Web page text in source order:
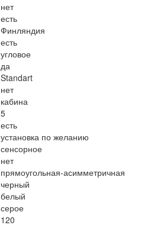
нет
есть
Финляндия
есть
угловое
да
Standart
нет
кабина
5
есть
установка по желанию
сенсорное
нет
прямоугольная-асимметричная
черный
белый
серое
120